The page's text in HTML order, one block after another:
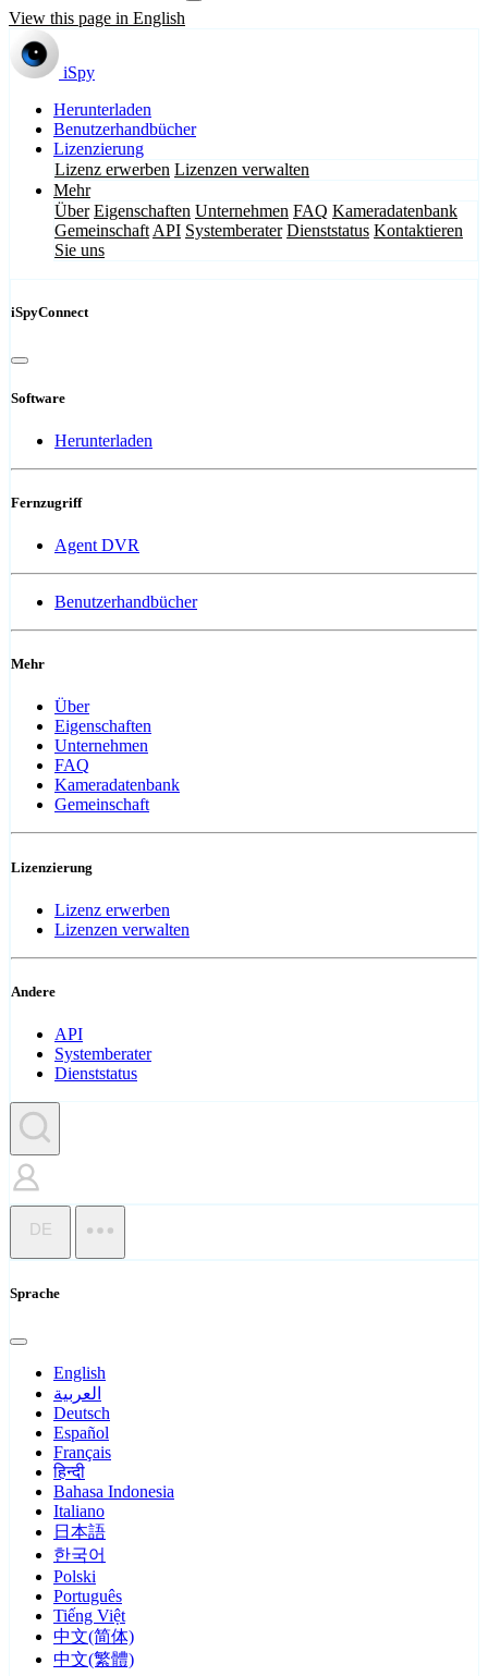
View this page in English
iSpy
Herunterladen
Benutzerhandbücher
Lizenzierung
Lizenz erwerben Lizenzen verwalten
Mehr
Über Eigenschaften Unternehmen FAQ Kameradatenbank
Gemeinschaft API Systemberater Dienststatus Kontaktieren
Sie uns
iSpyConnect
Software
Herunterladen
Fernzugriff
Agent DVR
Benutzerhandbücher
Mehr
Über
Eigenschaften
Unternehmen
FAQ
Kameradatenbank
Gemeinschaft
Lizenzierung
Lizenz erwerben
Lizenzen verwalten
Andere
API
Systemberater
Dienststatus
DE
Sprache
English
العربية
Deutsch
Español
Français
हिन्दी
Bahasa Indonesia
Italiano
日本語
한국어
Polski
Português
Tiếng Việt
中文(简体)
中文(繁體)